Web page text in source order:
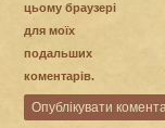
цьому браузері
для моїх
подальших
коментарів.